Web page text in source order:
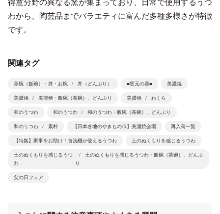
得意分野の異なる窯が集まっており、日常で使用するうつ
わから、陶芸品までバラエティに富んだ多種多様さが特徴
です。
関連タグ
茶碗（飯碗）・丼・お椀 丼（どんぶり） ■窯元の器■ 美濃焼
美濃焼 美濃焼・飯碗（茶碗）、どんぶり 美濃焼 わくら
和のうつわ 和のうつわ 和のうつわ・飯碗（茶碗）、どんぶり
和のうつわ 素朴 【日本各地のやきもの市】美濃焼会場 再入荷一覧
【特集】家事をお助け！食洗機が使えるうつわ 土のぬくもりを感じるうつわ
土のぬくもりを感じるうつ
わ
土のぬくもりを感じるうつわ・飯碗（茶碗）、どんぶ
り
父の日フェア